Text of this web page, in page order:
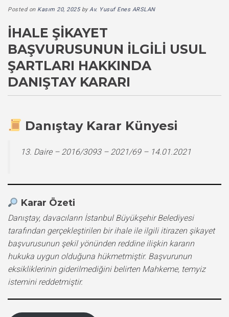
Posted on Kasım 20, 2025byAv. Yusuf Enes ARSLAN
İHALE ŞIKAYET
BAŞVURUSUNUN İLGILI USUL
ŞARTLARI HAKKINDA
DANIŞTAY KARARI
Danıştay Karar Künyesi
13. Daire – 2016/3093 – 2021/69 – 14.01.2021
Karar Özeti
Danıştay, davacıların İstanbul Büyükşehir Belediyesi
tarafından gerçekleştirilen bir ihale ile ilgili itirazen şikayet
başvurusunun şekil yönünden reddine ilişkin kararın
hukuka uygun olduğuna hükmetmiştir. Başvurunun
eksikliklerinin giderilmediğini belirten Mahkeme, temyiz
istemini reddetmiştir.